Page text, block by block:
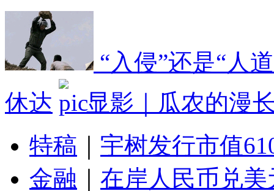
“入侵”还是“人
休达
显影｜瓜农的漫
特稿
宇树发行市值
金融
在岸人民币兑